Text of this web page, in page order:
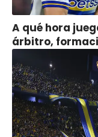
A qué hora
árbitro,